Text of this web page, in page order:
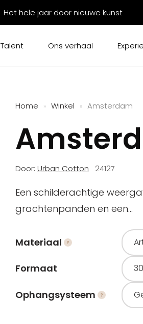
Het hele jaar door nieuwe kunst
Talent Ons verhaal
Home » Winkel » Amsterdam
Door: Urban Cotton 24127
Een schilderachtige
grachtenpanden en een...
Materiaal
Formaat
Ophangsysteem